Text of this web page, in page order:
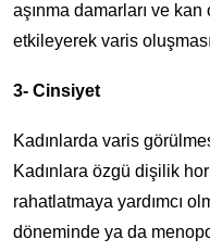
aşınma damarları ve
etkileyerek varis
3- Cinsiyet
Kadınlarda varis
Kadınlara özgü dişilik
rahatlatmaya yardımcı
döneminde ya da